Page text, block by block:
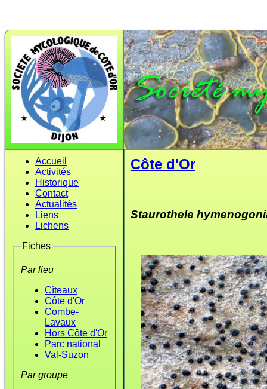
Accueil
Activités
Historique
Contact
Actualités
Liens
Lichens
Fiches
Par lieu
Cîteaux
Côte d'Or
Combe-
Lavaux
Hors Côte d'Or
Parc national
Val-Suzon
Par groupe
Côte d'Or
Staurothele